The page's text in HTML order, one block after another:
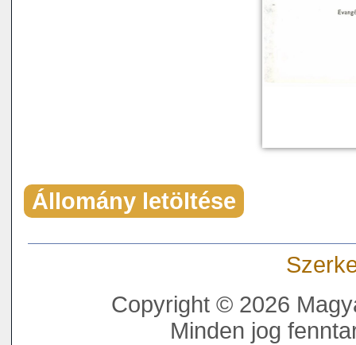
Állomány letöltése
Copyright © 2026
Minden jog